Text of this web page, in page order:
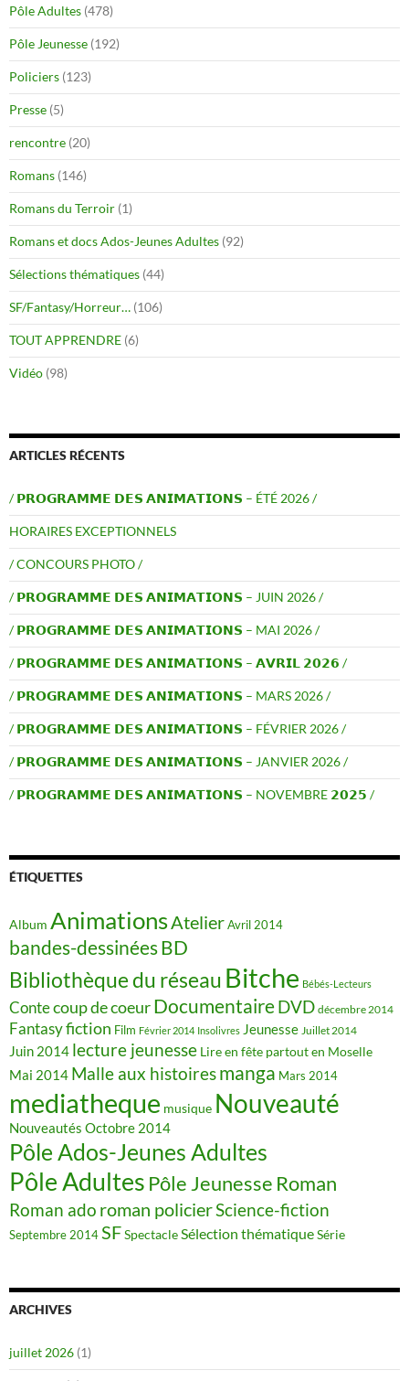
Pôle Adultes (478)
Pôle Jeunesse (192)
Policiers (123)
Presse (5)
rencontre (20)
Romans (146)
Romans du Terroir (1)
Romans et docs Ados-Jeunes Adultes (92)
Sélections thématiques (44)
SF/Fantasy/Horreur… (106)
TOUT APPRENDRE (6)
Vidéo (98)
ARTICLES RÉCENTS
/ 𝗣𝗥𝗢𝗚𝗥𝗔𝗠𝗠𝗘 𝗗𝗘𝗦 𝗔𝗡𝗜𝗠𝗔𝗧𝗜𝗢𝗡𝗦 – ÉTÉ 2026 /
HORAIRES EXCEPTIONNELS
/ CONCOURS PHOTO /
/ 𝗣𝗥𝗢𝗚𝗥𝗔𝗠𝗠𝗘 𝗗𝗘𝗦 𝗔𝗡𝗜𝗠𝗔𝗧𝗜𝗢𝗡𝗦 – JUIN 2026 /
/ 𝗣𝗥𝗢𝗚𝗥𝗔𝗠𝗠𝗘 𝗗𝗘𝗦 𝗔𝗡𝗜𝗠𝗔𝗧𝗜𝗢𝗡𝗦 – MAI 2026 /
/ 𝗣𝗥𝗢𝗚𝗥𝗔𝗠𝗠𝗘 𝗗𝗘𝗦 𝗔𝗡𝗜𝗠𝗔𝗧𝗜𝗢𝗡𝗦 – 𝗔𝗩𝗥𝗜𝗟 𝟮𝟬𝟮𝟲 /
/ 𝗣𝗥𝗢𝗚𝗥𝗔𝗠𝗠𝗘 𝗗𝗘𝗦 𝗔𝗡𝗜𝗠𝗔𝗧𝗜𝗢𝗡𝗦 – MARS 2026 /
/ 𝗣𝗥𝗢𝗚𝗥𝗔𝗠𝗠𝗘 𝗗𝗘𝗦 𝗔𝗡𝗜𝗠𝗔𝗧𝗜𝗢𝗡𝗦 – FÉVRIER 2026 /
/ 𝗣𝗥𝗢𝗚𝗥𝗔𝗠𝗠𝗘 𝗗𝗘𝗦 𝗔𝗡𝗜𝗠𝗔𝗧𝗜𝗢𝗡𝗦 – JANVIER 2026 /
/ 𝗣𝗥𝗢𝗚𝗥𝗔𝗠𝗠𝗘 𝗗𝗘𝗦 𝗔𝗡𝗜𝗠𝗔𝗧𝗜𝗢𝗡𝗦 – NOVEMBRE 𝟮𝟬𝟮𝟱 /
ÉTIQUETTES
Album AnimationsAtelierAvril 2014
bandes-dessinéesBD
Bibliothèque du réseau Bitche Bébés-Lecteurs
Contecoup de coeurDocumentaireDVD décembre 2014
Fantasyfiction Film Février 2014 Insolivres Jeunesse Juillet 2014
Juin 2014 lecture jeunesse Lire en fête partout en Moselle
Mai 2014 Malle aux histoiresmanga Mars 2014
mediatheque musique Nouveauté
Nouveautés Octobre 2014
Pôle Ados-Jeunes Adultes
Pôle Adultes Pôle Jeunesse Roman
Roman ado roman policierScience-fiction
Septembre 2014SFSpectacle Sélection thématiqueSérie
ARCHIVES
juillet 2026 (1)